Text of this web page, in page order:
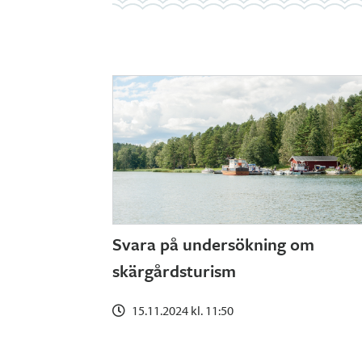
Svara på undersökning om
skärgårdsturism
15.11.2024 kl. 11:50